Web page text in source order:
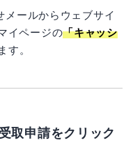
メールからウェブサイ
イページの「キャッシ
す。
取申請をクリック